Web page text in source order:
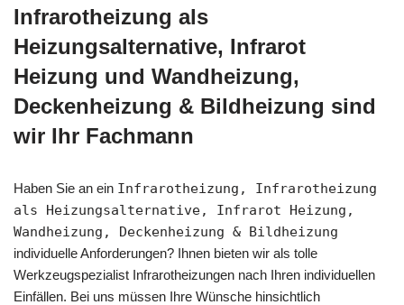
Infrarotheizung als
Heizungsalternative, Infrarot
Heizung und Wandheizung,
Deckenheizung & Bildheizung sind
wir Ihr Fachmann
Haben Sie an ein Infrarotheizung, Infrarotheizung
als Heizungsalternative, Infrarot Heizung,
Wandheizung, Deckenheizung & Bildheizung
individuelle Anforderungen? Ihnen bieten wir als tolle
Werkzeugspezialist Infrarotheizungen nach Ihren individuellen
Einfällen. Bei uns müssen Ihre Wünsche hinsichtlich